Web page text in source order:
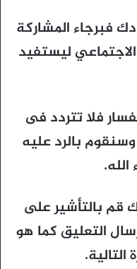
فبرجاء المشاركة
ليستفيد
فلا تتردد فى
بالرد عليه
قم بالتأشير على
التعليق كما هو